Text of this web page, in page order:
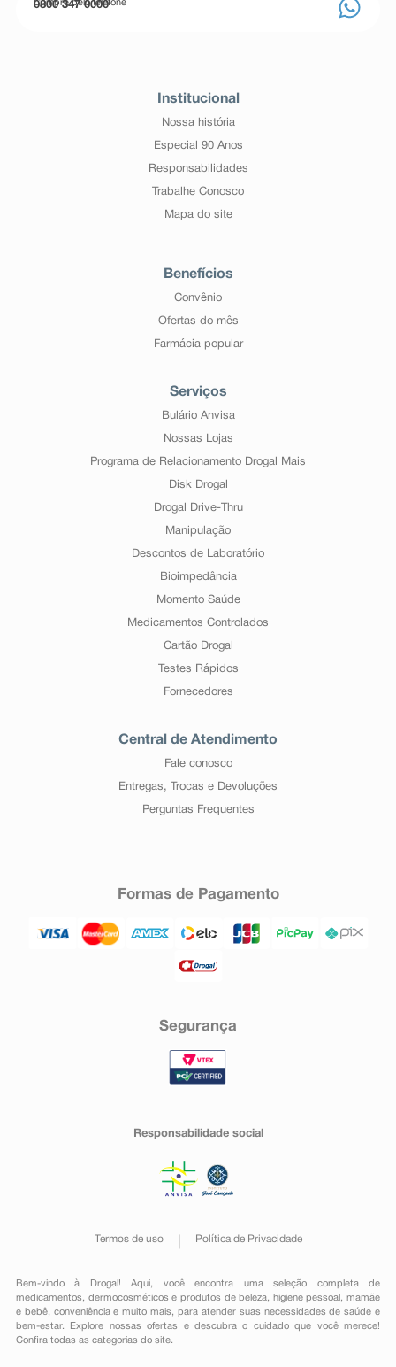
Compre pelo telefone
0800 347 0000
Institucional
Nossa história
Especial 90 Anos
Responsabilidades
Trabalhe Conosco
Mapa do site
Benefícios
Convênio
Ofertas do mês
Farmácia popular
Serviços
Bulário Anvisa
Nossas Lojas
Programa de Relacionamento Drogal Mais
Disk Drogal
Drogal Drive-Thru
Manipulação
Descontos de Laboratório
Bioimpedância
Momento Saúde
Medicamentos Controlados
Cartão Drogal
Testes Rápidos
Fornecedores
Central de Atendimento
Fale conosco
Entregas, Trocas e Devoluções
Perguntas Frequentes
Formas de Pagamento
Segurança
Responsabilidade social
Termos de uso Política de Privacidade
Bem-vindo à Drogal! Aqui, você encontra uma seleção completa de
medicamentos , dermocosméticos e produtos de beleza, higiene pessoal ,mamãe
e bebê, conveniênciae muito mais, para atender suas necessidades de saúde e
bem-estar. Explore nossas ofertas e descubra o cuidado que você merece!
Confira todas as categorias do site.